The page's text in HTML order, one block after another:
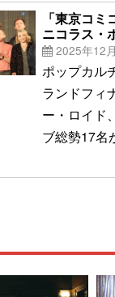
「東京コ
ニコラス・
2025年12
ポップカル
ランドフィ
ー・ロイド
ブ総勢17名